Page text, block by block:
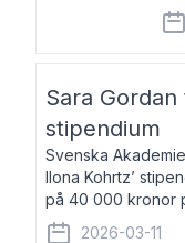
Sara Gordan
stipendium
Svenska
Ilona Kohrtz’
på 40 000 kronor
författare och
2026-03-11